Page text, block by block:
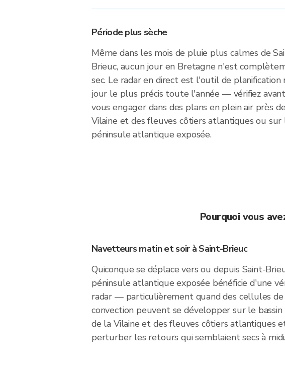
Période plus sèche
Même dans les mois de pluie plus calmes de
Brieuc, aucun jour en Bretagne n'est
sec. Le radar en direct est l'outil de planification
jour le plus précis toute l'année — vérifiez
vous engager dans des plans en plein air près
Vilaine et des fleuves côtiers atlantiques ou sur
péninsule atlantique exposée.
Pourquoi vous
Navetteurs matin et soir à Saint-Brieuc
Quiconque se déplace vers ou depuis Saint-
péninsule atlantique exposée bénéficie d'une
radar — particulièrement quand des cellules de
convection peuvent se développer sur le
de la Vilaine et des fleuves côtiers atlantiques
perturber les retours qui semblaient secs à midi.